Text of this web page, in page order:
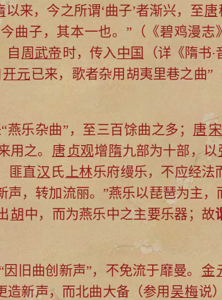
以来，今之所谓‘曲子’者渐兴，至唐
曲子，其本一也。”（《碧鸡漫志
自 周武帝时，传入中国 （详《隋书
开元已来，歌者杂用胡夷里巷之曲”
燕乐杂曲”，至三百馀曲之多； 唐 宋
用之。 唐 贞观增 隋九部为十部，以
匪直汉 氏上林乐府缦乐，不应经法
，转加流丽。”燕乐以琵琶为主，
胡中，而为燕乐中之主要乐器；故
因旧曲创新声”，不免流于靡曼。 金
造新声，而北曲大备（参用 吴梅说